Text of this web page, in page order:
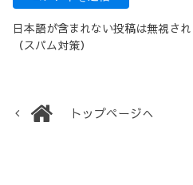
日本語が含まれない投稿は無視さ
（スパム対策）
トップページへ